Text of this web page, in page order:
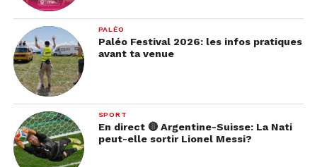
PALÉO
Paléo Festival 2026: les infos pratiques
avant ta venue
SPORT
En direct 🔴 Argentine-Suisse: La Nati
peut-elle sortir Lionel Messi?